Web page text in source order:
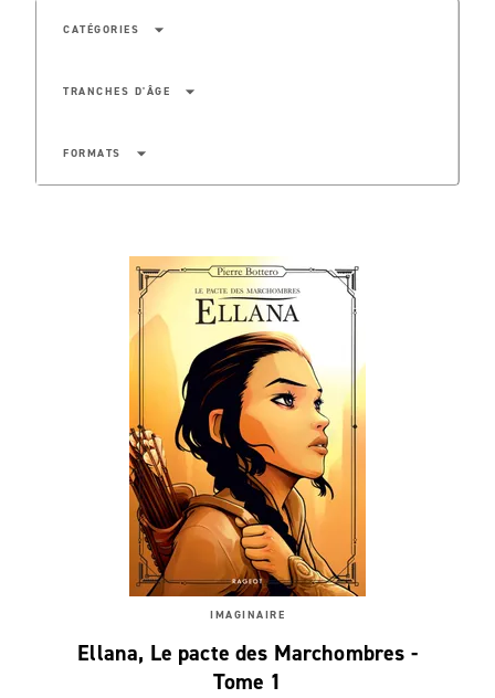
CATÉGORIES arrow_drop_down
TRANCHES D'ÂGE arrow_drop_down
FORMATS arrow_drop_down
IMAGINAIRE
Ellana, Le pacte des Marchombres -
Tome 1